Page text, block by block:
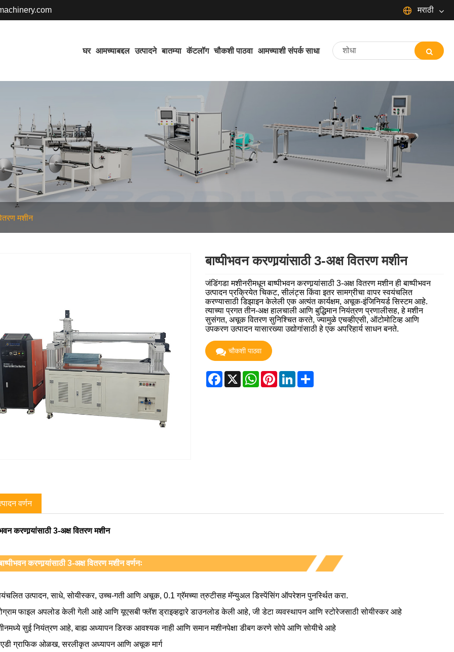
मराठी
Français 日本語 Deutsch
Italiano Nederlands ภาษาไทย
Svenska magyar
বাংলা ভাষার Dansk Suomi
Pilipino Türkçe Gaeilge
தமிழ் తెలుగు नेपाली
български ລາວ Latine
Euskal
Azərbaycan
Slovenský jazyk
Lietuvos Eesti Keel Română
मराठी Srpski језик
घर आमच्याबद्दल उत्पादने बातम्या कॅटलॉग चौकशी पाठवा आमच्याशी संपर्क साधा
मशीन
बाष्पीभवन करणार्‍यांसाठी 3-अक्ष वितरण मशीन
जंडिंगडा मशीनरीमधून बाष्पीभवन करणार्‍यांसाठी 3-अक्ष वितरण मशीन ही बाष्पीभवन
उत्पादन प्रक्रियेत चिकट, सीलंट्स किंवा इतर सामग्रीचा वापर स्वयंचलित
करण्यासाठी डिझाइन केलेली एक अत्यंत कार्यक्षम, अचूक-इंजिनियर्ड सिस्टम आहे.
त्याच्या प्रगत तीन-अक्ष हालचाली आणि बुद्धिमान नियंत्रण प्रणालीसह, हे मशीन
सुसंगत, अचूक वितरण सुनिश्चित करते, ज्यामुळे एचव्हीएसी, ऑटोमोटिव्ह आणि
उपकरण उत्पादन यासारख्या उद्योगांसाठी हे एक अपरिहार्य साधन बनते.
चौकशी पाठवा
Facebook
X WhatsApp
PinterestLinkedInShare
वर्णन
करणार्‍यांसाठी 3-अक्ष वितरण मशीन
करणार्‍यांसाठी 3-अक्ष वितरण मशीन वर्णनः
उत्पादन, साधे, सोयीस्कर, उच्च-गती आणि अचूक, 0.1 ग्रॅमच्या त्रुटीसह मॅन्युअल डिस्पेंसिंग ऑपरेशन पुनर्स्थित करा.
फाइल अपलोड केली गेली आहे आणि यूएसबी फ्लॅश ड्राइव्हद्वारे डाउनलोड केली आहे, जी डेटा व्यवस्थापन आणि स्टोरेजसाठी सोयीस्कर आहे
सुई नियंत्रण आहे, बाह्य अध्यापन डिस्क आवश्यक नाही आणि समान मशीनपेक्षा डीबग करणे सोपे आणि सोयीचे आहे
ग्राफिक ओळख, सरलीकृत अध्यापन आणि अचूक मार्ग